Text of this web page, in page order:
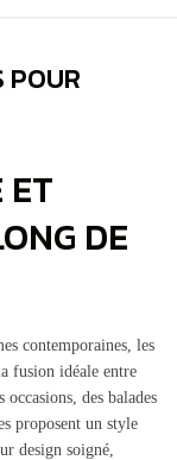
POUR
ET
DE
contemporaines, les
fusion idéale entre
des balades
proposent un style
design soigné,